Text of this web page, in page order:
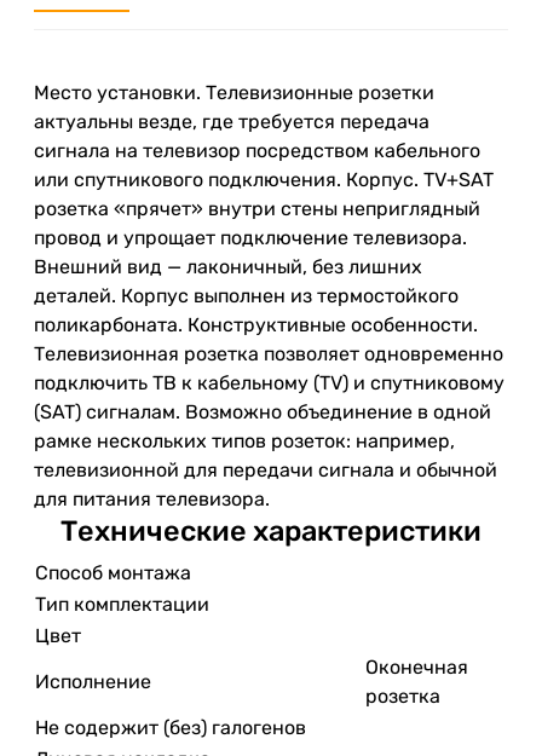
Место установки. Телевизионные розетки
актуальны везде, где требуется передача
сигнала на телевизор посредством кабельного
или спутникового подключения. Корпус. TV+SAT
розетка «прячет» внутри стены неприглядный
провод и упрощает подключение телевизора.
Внешний вид — лаконичный, без лишних
деталей. Корпус выполнен из термостойкого
поликарбоната. Конструктивные особенности.
Телевизионная розетка позволяет одновременно
подключить ТВ к кабельному (TV) и спутниковому
(SAT) сигналам. Возможно объединение в одной
рамке нескольких типов розеток: например,
телевизионной для передачи сигнала и обычной
для питания телевизора.
Технические характеристики
Способ монтажа
Тип комплектации
Цвет
Исполнение
Оконечная
розетка
Не содержит (без) галогенов